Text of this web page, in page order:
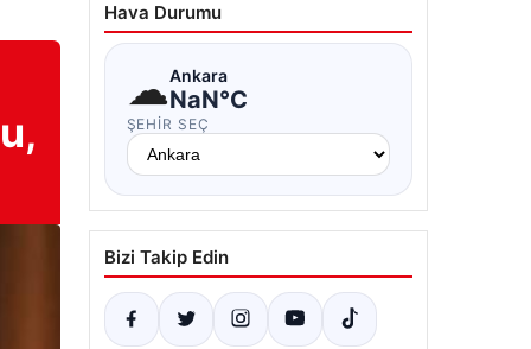
Hava Durumu
☁Ankara
NaN°C
ŞEHIR SEÇ
Bizi Takip Edin